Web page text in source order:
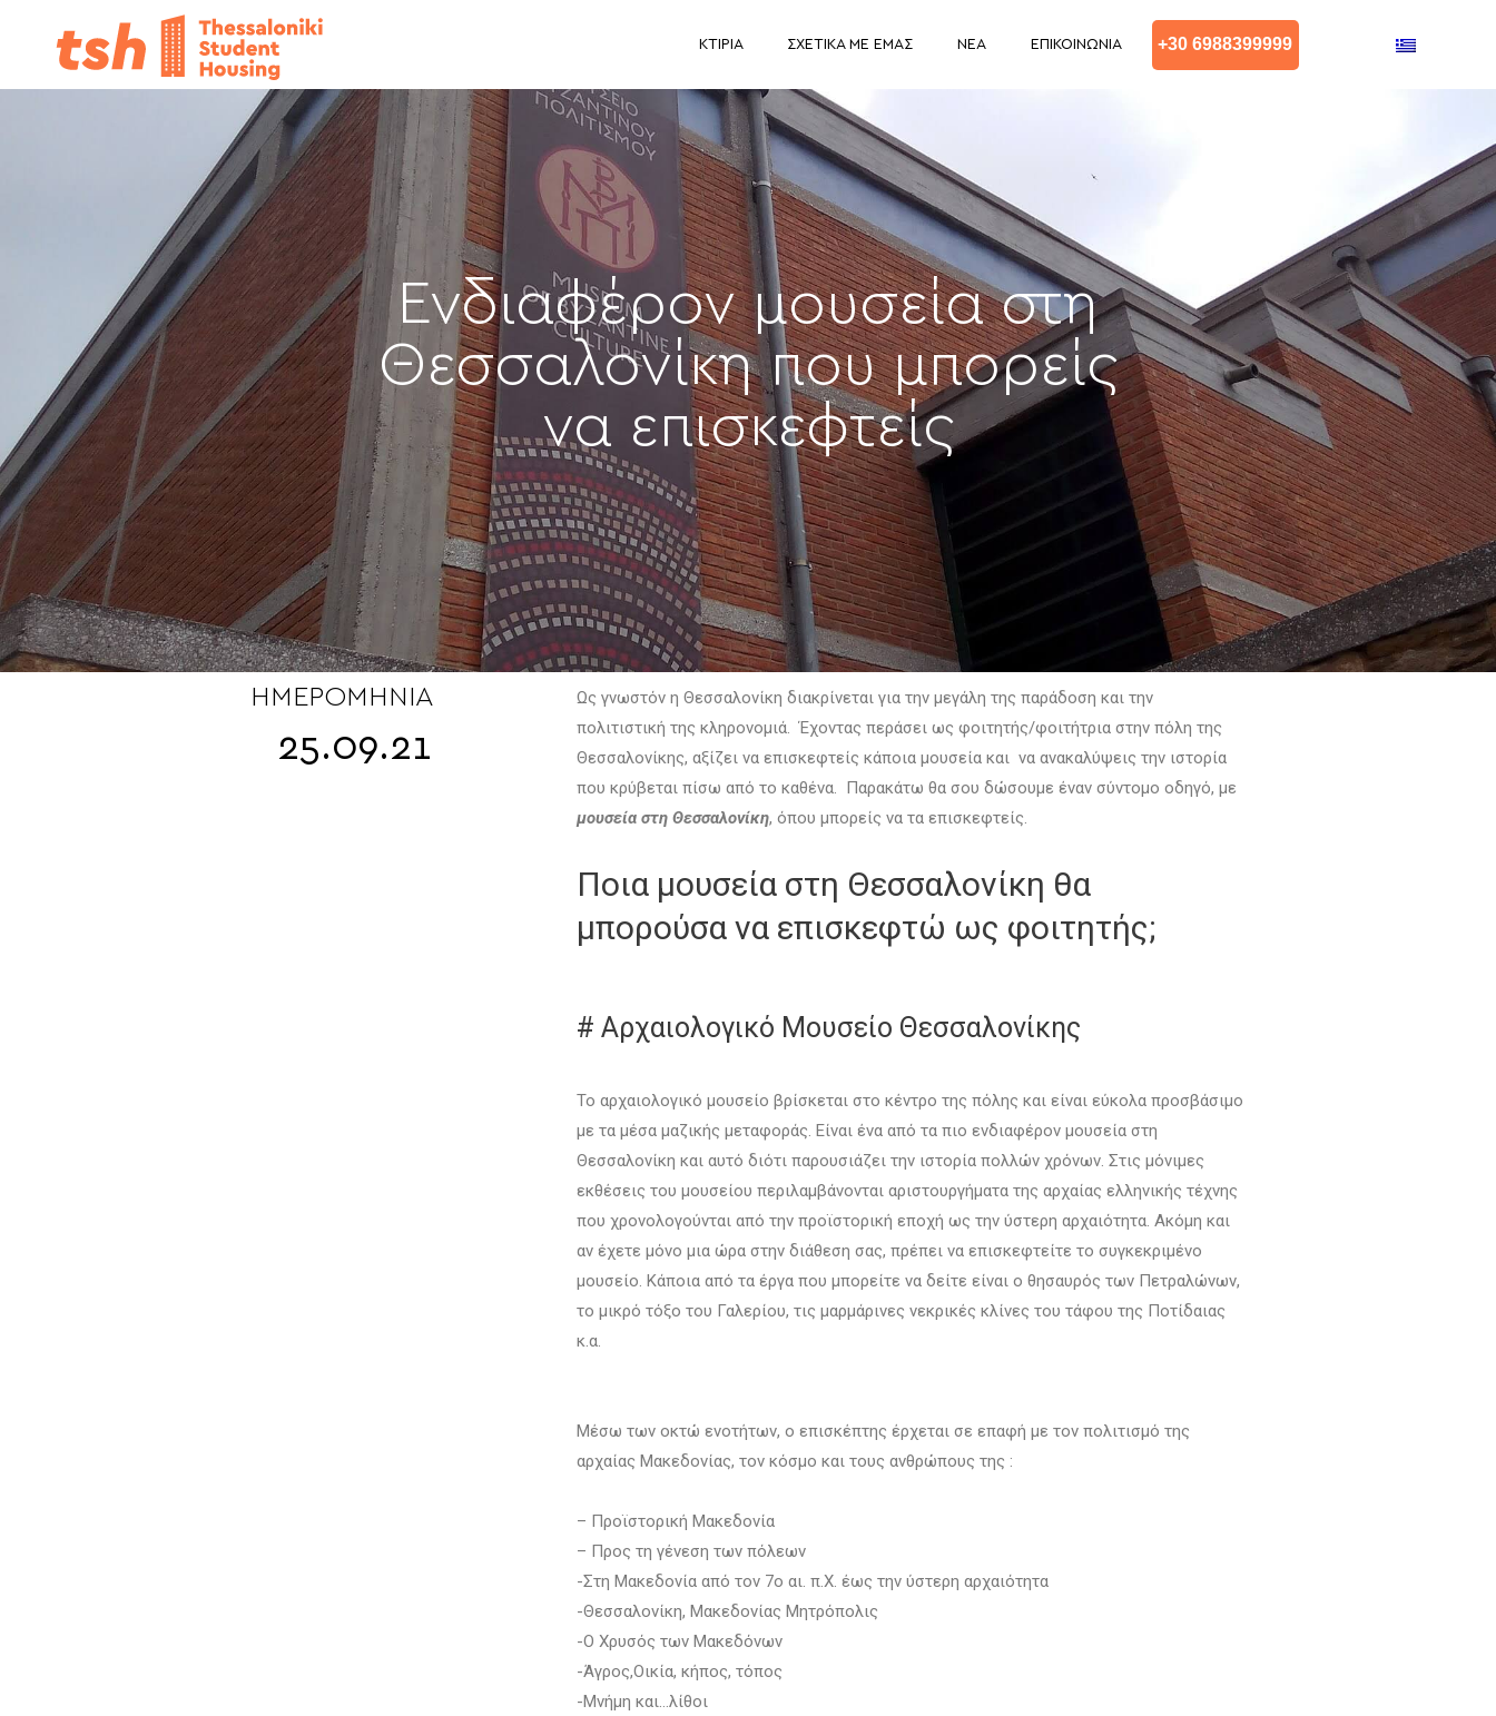
ΚΤΊΡΙΑ ΣΧΕΤΙΚΆ ΜΕ ΕΜΆΣ ΝΈΑ ΕΠΙΚΟΙΝΩΝΊΑ +30 6988399999
Ενδιαφέρον μουσεία στη
Θεσσαλονίκη που μπορείς
να επισκεφτείς
ΗΜΕΡΟΜΗΝΊΑ
25.09.21
Ως γνωστόν η Θεσσαλονίκη διακρίνεται για την μεγάλη της παράδοση και την
πολιτιστική της κληρονομιά. Έχοντας περάσει ως φοιτητής/φοιτήτρια στην πόλη της
Θεσσαλονίκης, αξίζει να επισκεφτείς κάποια μουσεία και να ανακαλύψεις την ιστορία
που κρύβεται πίσω από το καθένα. Παρακάτω θα σου δώσουμε έναν σύντομο οδηγό, με
μουσεία στη Θεσσαλονίκη, όπου μπορείς να τα επισκεφτείς.
Ποια μουσεία στη Θεσσαλονίκη θα
μπορούσα να επισκεφτώ ως φοιτητής;
# Αρχαιολογικό Μουσείο Θεσσαλονίκης
Το αρχαιολογικό μουσείο βρίσκεται στο κέντρο της πόλης και είναι εύκολα προσβάσιμο
με τα μέσα μαζικής μεταφοράς. Είναι ένα από τα πιο ενδιαφέρον μουσεία στη
Θεσσαλονίκη και αυτό διότι παρουσιάζει την ιστορία πολλών χρόνων. Στις μόνιμες
εκθέσεις του μουσείου περιλαμβάνονται αριστουργήματα της αρχαίας ελληνικής τέχνης
που χρονολογούνται από την προϊστορική εποχή ως την ύστερη αρχαιότητα. Ακόμη και
αν έχετε μόνο μια ώρα στην διάθεση σας, πρέπει να επισκεφτείτε το συγκεκριμένο
μουσείο. Κάποια από τα έργα που μπορείτε να δείτε είναι ο θησαυρός των Πετραλώνων,
το μικρό τόξο του Γαλερίου, τις μαρμάρινες νεκρικές κλίνες του τάφου της Ποτίδαιας
κ.α.
Μέσω των οκτώ ενοτήτων, ο επισκέπτης έρχεται σε επαφή με τον πολιτισμό της
αρχαίας Μακεδονίας, τον κόσμο και τους ανθρώπους της :
– Προϊστορική Μακεδονία
– Προς τη γένεση των πόλεων
-Στη Μακεδονία από τον 7ο αι. π.Χ. έως την ύστερη αρχαιότητα
-Θεσσαλονίκη, Μακεδονίας Μητρόπολις
-Ο Χρυσός των Μακεδόνων
-Άγρος,Οικία, κήπος, τόπος
-Μνήμη και…λίθοι